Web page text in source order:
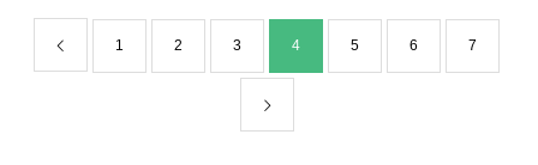
1 2 3 4 5 6 7